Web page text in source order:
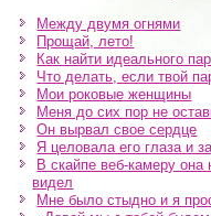
Между двумя огнями
Прощай, лето!
Как найти идеального
Что делать, если твой
Мои роковые женщины
Меня до сих пор не
Он вырвал свое сердце
Я целовала его глаза и
В скайпе веб-камеру
видел
Мне было стыдно и я